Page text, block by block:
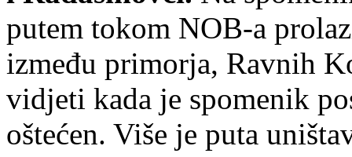
putem tokom NOB-a
između primorja, Ravnih
vidjeti kada je spomenik
oštećen. Više je puta